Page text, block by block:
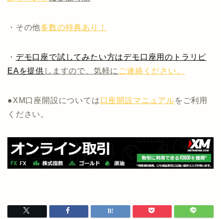
・その他多数の特典あり！
・ デモ口座で試してみたい方はデモ口座用のトラリピ
EAを提供 しますので、気軽に ご連絡ください。
●XM口座開設については口座開設マニュアルをご利用
ください。